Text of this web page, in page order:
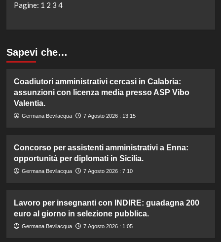
Pagine: 1 2 3 4
Sapevi che…
Coadiutori amministrativi cercasi in Calabria:
assunzioni con licenza media presso ASP Vibo
Valentia.
Germana Bevilacqua 7 Agosto 2026 : 13:15
Concorso per assistenti amministrativi a Enna:
opportunità per diplomati in Sicilia.
Germana Bevilacqua 7 Agosto 2026 : 7:10
Lavoro per insegnanti con INDIRE: guadagna 200
euro al giorno in selezione pubblica.
Germana Bevilacqua 7 Agosto 2026 : 1:05